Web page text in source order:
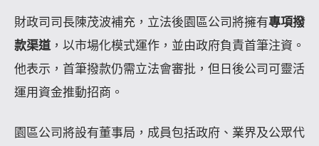
財政司司長陳茂波補充，立法後園區公司將擁有專項撥
款渠道，以市場化模式運作，並由政府負責首筆注資。
他表示，首筆撥款仍需立法會審批，但日後公司可靈活
運用資金推動招商。
園區公司將設有董事局，成員包括政府、業界及公眾代